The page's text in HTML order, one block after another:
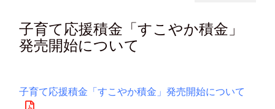
子育て応援積金「すこやか積金」
発売開始について
子育て応援積金「すこやか積金」発売開始について